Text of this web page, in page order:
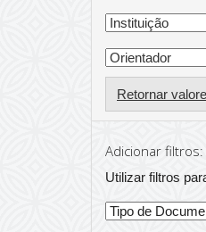
Retornar
Adicionar filtros:
Utilizar filtros